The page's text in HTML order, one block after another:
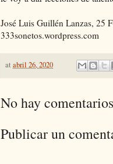
José Luis Guillén Lanzas, 25
333sonetos.wordpress.com
at abril 26, 2020
No hay
Publicar un